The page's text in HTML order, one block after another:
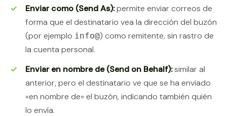
Enviar como (Send As):permite enviar correos de
forma que el destinatario vea la dirección del buzón
(por ejemplo info@) como remitente, sin rastro de
la cuenta personal.
Enviar en nombre de (Send on Behalf):similar al
anterior, pero el destinatario ve que se ha enviado
«en nombre de» el buzón, indicando también quién
lo envía.